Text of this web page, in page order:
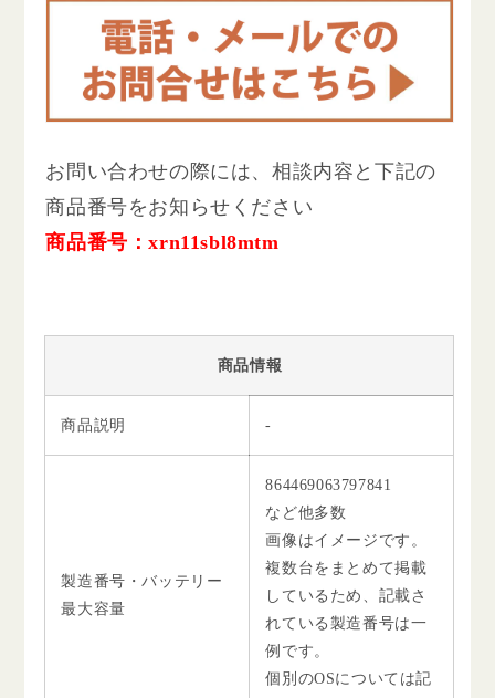
お問い合わせの際には、相談内容と下記の
商品番号をお知らせください
商品番号：xrn11sbl8mtm
商品情報
商品説明 -
製造番号・バッテリー
最大容量
864469063797841
など他多数
画像はイメージです。
複数台をまとめて掲載
しているため、記載さ
れている製造番号は一
例です。
個別のOSについては記